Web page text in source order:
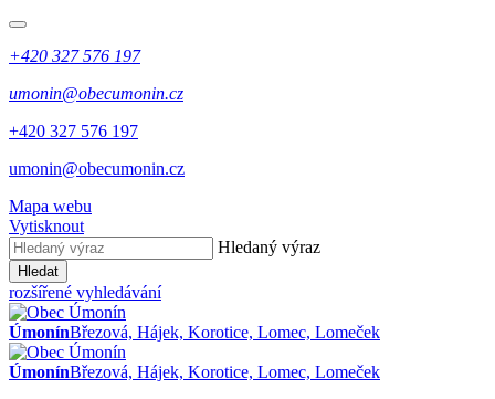
+420 327 576 197
umonin@obecumonin.cz
+420 327 576 197
umonin@obecumonin.cz
Mapa webu
Vytisknout
Hledaný výraz
Hledat
rozšířené vyhledávání
ÚmonínBřezová, Hájek, Korotice, Lomec, Lomeček
ÚmonínBřezová, Hájek, Korotice, Lomec, Lomeček